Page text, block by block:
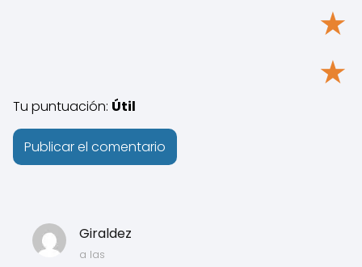
Giraldez
a las
★
★
Tu puntuación: Útil